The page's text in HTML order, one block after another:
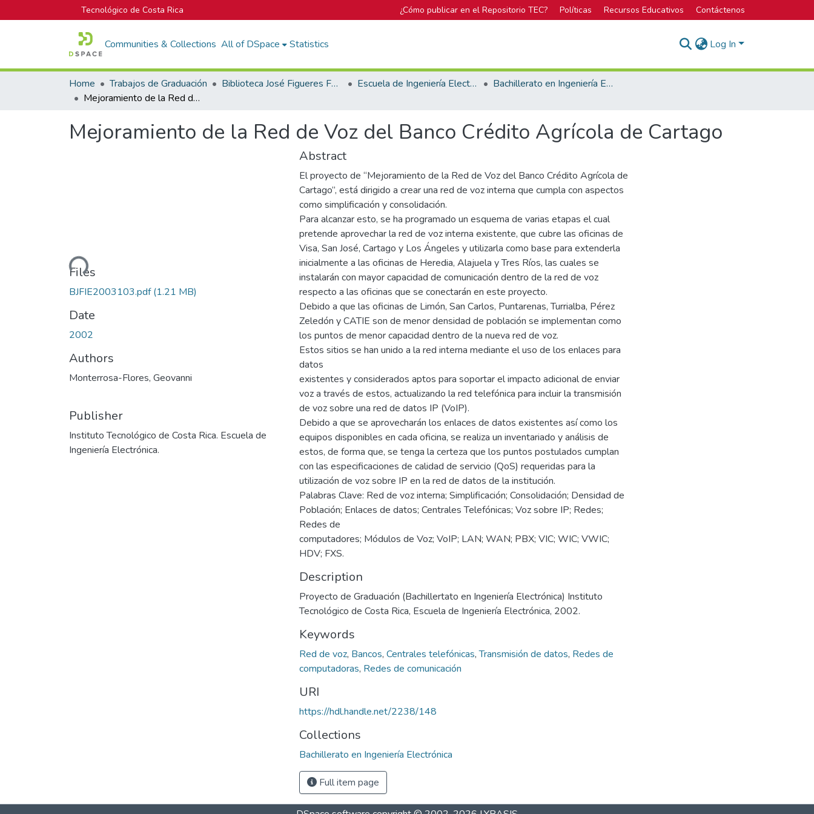
Tecnológico de Costa Rica ¿Cómo publicar en el Repositorio TEC? Políticas Recursos Educativos Contáctenos
Communities & Collections All of DSpace Statistics Log In
Home Trabajos de Graduación Biblioteca José Figueres Ferrer Escuela de Ingeniería Electrónica
Bachillerato en Ingeniería Electrónica
Mejoramiento de la Red de Voz del Banco Crédito Agrícola de Cartago
Mejoramiento de la Red de Voz del Banco Crédito Agrícola de Cartago
Loading...
Files
BJFIE2003103.pdf(1.21 MB)
Date
2002
Authors
Monterrosa-Flores, Geovanni
Publisher
Instituto Tecnológico de Costa Rica. Escuela de
Ingeniería Electrónica.
Abstract
El proyecto de “Mejoramiento de la Red de Voz del Banco Crédito Agrícola de
Cartago”, está dirigido a crear una red de voz interna que cumpla con aspectos
como simplificación y consolidación.
Para alcanzar esto, se ha programado un esquema de varias etapas el cual
pretende aprovechar la red de voz interna existente, que cubre las oficinas de
Visa, San José, Cartago y Los Ángeles y utilizarla como base para extenderla
inicialmente a las oficinas de Heredia, Alajuela y Tres Ríos, las cuales se
instalarán con mayor capacidad de comunicación dentro de la red de voz
respecto a las oficinas que se conectarán en este proyecto.
Debido a que las oficinas de Limón, San Carlos, Puntarenas, Turrialba, Pérez
Zeledón y CATIE son de menor densidad de población se implementan como
los puntos de menor capacidad dentro de la nueva red de voz.
Estos sitios se han unido a la red interna mediante el uso de los enlaces para
datos
existentes y considerados aptos para soportar el impacto adicional de enviar
voz a través de estos, actualizando la red telefónica para incluir la transmisión
de voz sobre una red de datos IP (VoIP).
Debido a que se aprovecharán los enlaces de datos existentes así como los
equipos disponibles en cada oficina, se realiza un inventariado y análisis de
estos, de forma que, se tenga la certeza que los puntos postulados cumplan
con las especificaciones de calidad de servicio (QoS) requeridas para la
utilización de voz sobre IP en la red de datos de la institución.
Palabras Clave: Red de voz interna; Simplificación; Consolidación; Densidad de
Población; Enlaces de datos; Centrales Telefónicas; Voz sobre IP; Redes;
Redes de
computadores; Módulos de Voz; VoIP; LAN; WAN; PBX; VIC; WIC; VWIC;
HDV; FXS.
Description
Proyecto de Graduación (Bachillertato en Ingeniería Electrónica) Instituto
Tecnológico de Costa Rica, Escuela de Ingeniería Electrónica, 2002.
Keywords
Red de voz, Bancos, Centrales telefónicas,Transmisión de datos, Redes de
computadoras, Redes de comunicación
URI
https://hdl.handle.net/2238/148
Collections
Bachillerato en Ingeniería Electrónica
Full item page